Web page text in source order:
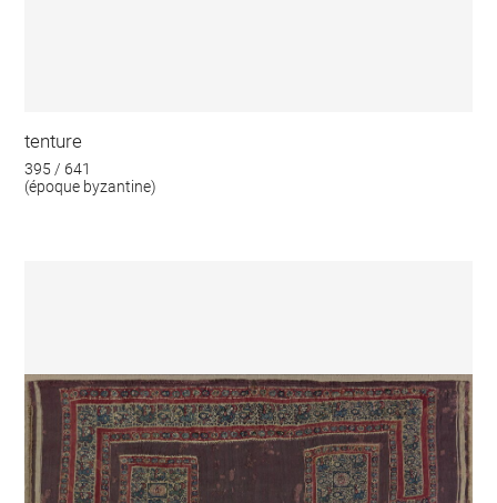
tenture
395 / 641
(époque byzantine)